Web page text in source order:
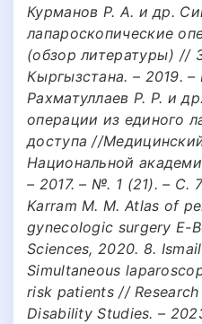
Курманов Р. А. и др.
лапароскопические
(обзор литературы) //
Кыргызстана. – 2019.
Рахматуллаев Р. Р. и
операции из единого
доступа //
Национальной
– 2017. – №. 1 (21). – С.
Karram M. M. Atlas of
gynecologic surgery E-
Sciences, 2020. 8.
Simultaneous
risk patients //
Disability Studies. –